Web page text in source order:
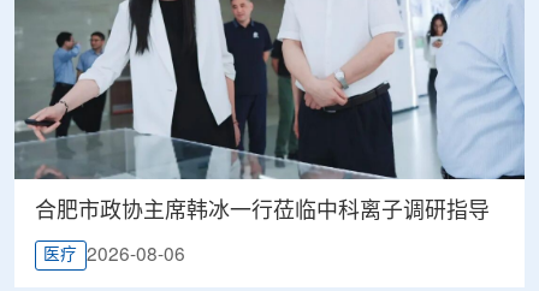
合肥市政协主席韩冰一行莅临中科离子调研指导
医疗 2026-08-06